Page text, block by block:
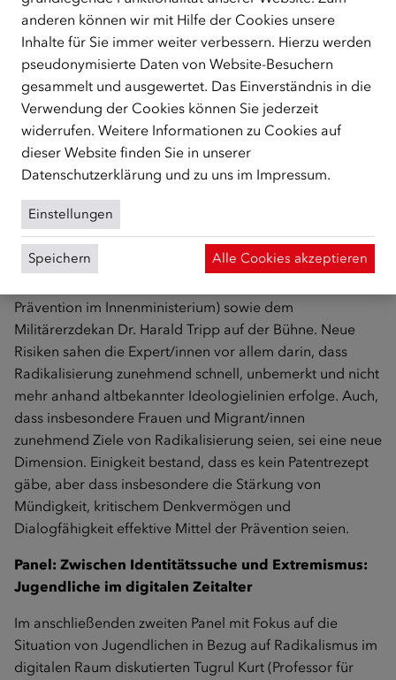
seiner Keynote sprach er über die Entwicklung des
islamistischen Radikalismus und wie Radikalisierung
mittlerweile vor allem online über Algorithmen passiere.
Darauf müsse man reagieren und insbesondere die
Medienkompetenz jüngerer Generationen stärken.
Panel: Zunehmende Online-Radikalisierung – neue
Risiken: Wie stärken wir Integration und
Prävention?
Im Panel zu neuen Risiken in der Online-Radikalisierung
diskutierte Ahmad Mansour gemeinsam mit Lisa
Fellhofer (Direktorin der Dokumentationsstelle Politischer
Prävention im Innenministerium) sowie dem
Militärerzdekan Dr. Harald Tripp auf der Bühne. Neue
Risiken sahen die Expert/innen vor allem darin, dass
Radikalisierung zunehmend schnell, unbemerkt und nicht
mehr anhand altbekannter Ideologielinien erfolge. Auch,
dass insbesondere Frauen und Migrant/innen
zunehmend Ziele von Radikalisierung seien, sei eine neue
Dimension. Einigkeit bestand, dass es kein Patentrezept
gäbe, aber dass insbesondere die Stärkung von
Mündigkeit, kritischem Denkvermögen und
Dialogfähigkeit effektive Mittel der Prävention seien.
Panel: Zwischen Identitätssuche und Extremismus:
Jugendliche im digitalen Zeitalter
Im anschließenden zweiten Panel mit Fokus auf die
Situation von Jugendlichen in Bezug auf Radikalismus im
digitalen Raum diskutierten Tugrul Kurt (Professor für
anderen können wir mit Hilfe der Cookies unsere
Inhalte für Sie immer weiter verbessern. Hierzu werden
pseudonymisierte Daten von Website-Besuchern
gesammelt und ausgewertet. Das Einverständnis in die
Verwendung der Cookies können Sie jederzeit
widerrufen. Weitere Informationen zu Cookies auf
dieser Website finden Sie in unserer
Datenschutzerklärung und zu uns im Impressum.
Einstellungen
Speichern Alle Cookies akzeptieren